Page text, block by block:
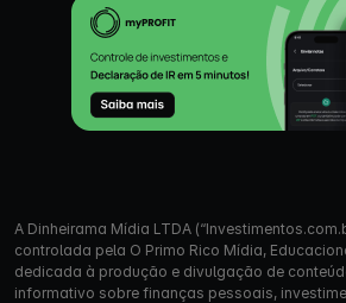
A Dinheirama Mídia LTDA
controlada pela O Primo Rico Mídia,
dedicada à produção e divulgação de
informativo sobre finanças pessoais,